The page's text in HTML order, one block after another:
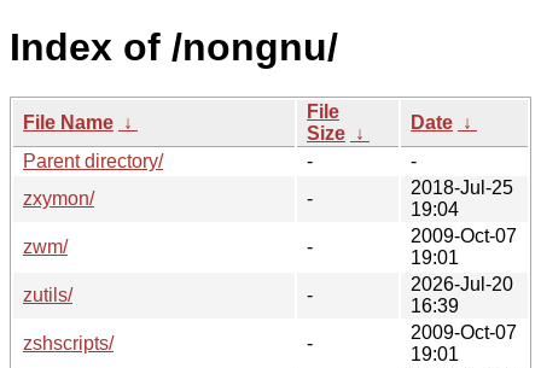
Index of /nongnu/
File Name ↓
File
Size ↓
Date ↓
Parent directory/
-
-
zxymon/
-
2018-Jul-25
19:04
zwm/
-
2009-Oct-07
19:01
zutils/
-
2026-Jul-20
16:39
zshscripts/
-
2009-Oct-07
19:01